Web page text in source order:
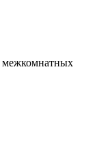
межкомнатных